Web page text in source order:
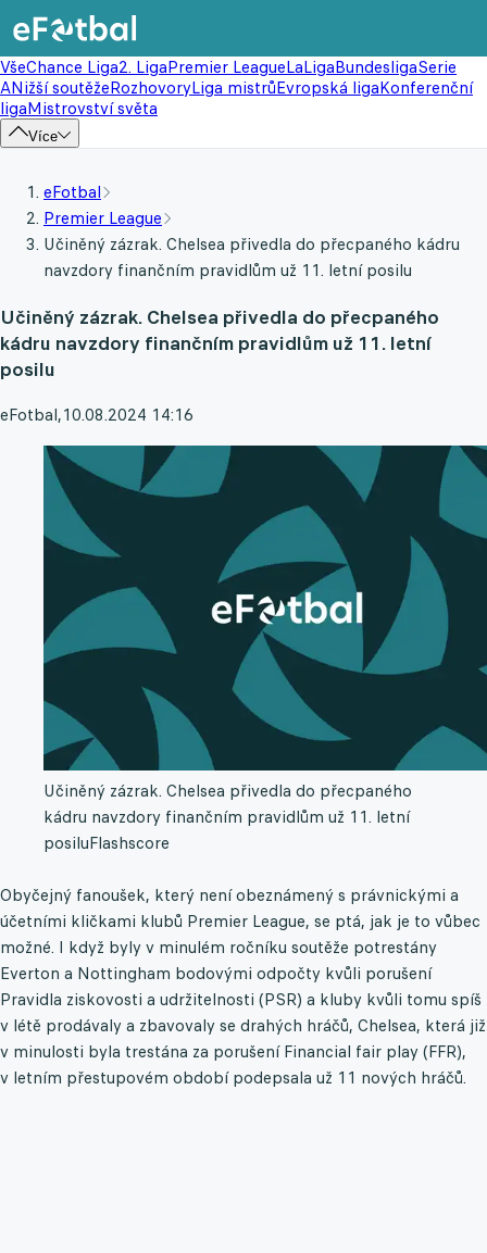
VšeChance Liga2. LigaPremier LeagueLaLigaBundesligaSerie
ANižší soutěžeRozhovoryLiga mistrůEvropská ligaKonferenční
ligaMistrovství světa
Více
eFotbal
Premier League
Učiněný zázrak. Chelsea přivedla do přecpaného kádru
navzdory finančním pravidlům už 11. letní posilu
Učiněný zázrak. Chelsea přivedla do přecpaného
kádru navzdory finančním pravidlům už 11. letní
posilu
eFotbal,10.08.2024 14:16
Učiněný zázrak. Chelsea přivedla do přecpaného
kádru navzdory finančním pravidlům už 11. letní
posiluFlashscore
Obyčejný fanoušek, který není obeznámený s právnickými a
účetními kličkami klubů Premier League, se ptá, jak je to vůbec
možné. I když byly v minulém ročníku soutěže potrestány
Everton a Nottingham bodovými odpočty kvůli porušení
Pravidla ziskovosti a udržitelnosti (PSR) a kluby kvůli tomu spíš
v létě prodávaly a zbavovaly se drahých hráčů, Chelsea, která již
v minulosti byla trestána za porušení Financial fair play (FFR),
v letním přestupovém období podepsala už 11 nových hráčů.